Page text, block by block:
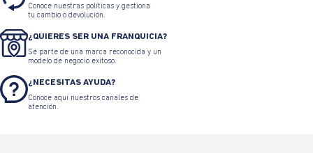
Conoce nuestras políticas y gestiona
tu cambio o devolución.
¿QUIERES SER UNA FRANQUICIA?
Sé parte de una marca reconocida y un
modelo de negocio exitoso.
¿NECESITAS AYUDA?
Conoce aquí nuestros canales de
atención.